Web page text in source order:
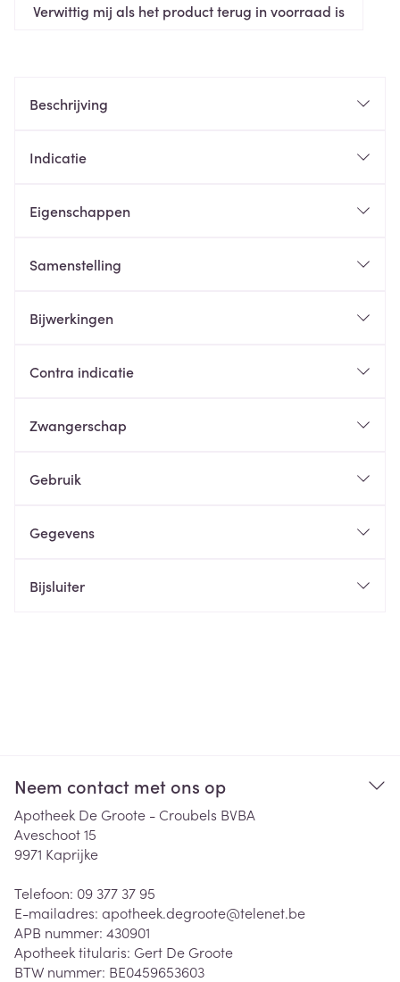
Verwittig mij als het product terug in voorraad is
Beschrijving
Indicatie
Eigenschappen
Samenstelling
Bijwerkingen
Contra indicatie
Zwangerschap
Gebruik
Gegevens
Bijsluiter
Neem contact met ons op
Apotheek De Groote - Croubels BVBA
Aveschoot 15
9971 Kaprijke
Telefoon: 09 377 37 95
E-mailadres: apotheek.degroote@telenet.be
APB nummer: 430901
Apotheek titularis: Gert De Groote
BTW nummer: BE0459653603